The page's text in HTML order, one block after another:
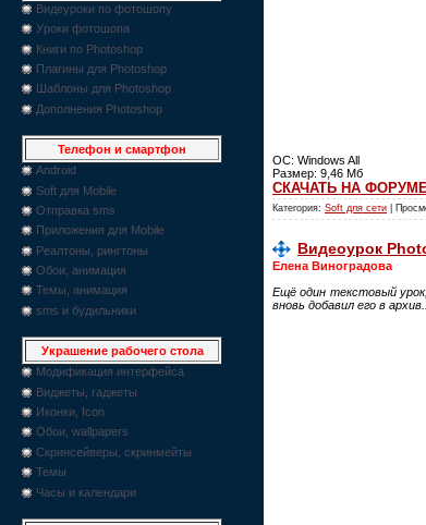
Видеуроки по фотошопу
Уроки фотошопа
Книги по Photoshop
Плагины для Photoshop
Шаблоны для Photoshop
Дополнения Photoshop
Телефон и смартфон
Android
Soft для Mobile
Отправка sms
Приложения для Mobile
Реалтоны, рингтоны
Обои, анимация
Темы, анимация
sms и будильники
Украшение рабочего стола
Модификация интерфейса
Виджеты, гаджеты
Иконки, Icon
Обои, wallpapers
Скринсейверы, скринмейты
Темы
Часы и календари
OC: Windows All
Размер: 9,46 Мб
СКАЧАТЬ НА ФОРУМЕ
Категория: Soft для сети |
Видеоурок
Елена Виноградова
Ещё один текстовый
вновь добавил его в архив...